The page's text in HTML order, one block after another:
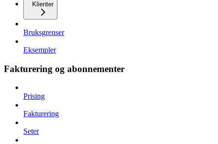
Klienter
Bruksgrenser
Eksempler
Fakturering og abonnementer
Prising
Fakturering
Seter